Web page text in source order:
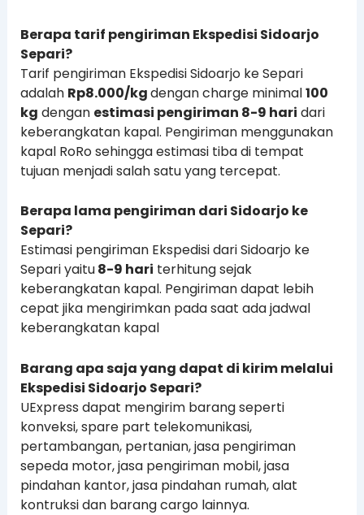
Berapa tarif pengiriman Ekspedisi Sidoarjo
Separi?
Tarif pengiriman Ekspedisi Sidoarjo ke Separi
adalah Rp8.000/kgdengan charge minimal100
kg dengan estimasi pengiriman 8-9 hari dari
keberangkatan kapal. Pengiriman menggunakan
kapal RoRo sehingga estimasi tiba di tempat
tujuan menjadi salah satu yang tercepat.
Berapa lama pengiriman dari Sidoarjo ke
Separi?
Estimasi pengiriman Ekspedisi dari Sidoarjo ke
Separi yaitu8-9 hari terhitung sejak
keberangkatan kapal. Pengiriman dapat lebih
cepat jika mengirimkan pada saat ada jadwal
keberangkatan kapal
Barang apa saja yang dapat di kirim melalui
Ekspedisi Sidoarjo Separi?
UExpress dapat mengirim barang seperti
konveksi, spare part telekomunikasi,
pertambangan, pertanian, jasa pengiriman
sepeda motor, jasa pengiriman mobil, jasa
pindahan kantor, jasa pindahan rumah, alat
kontruksi dan barang cargo lainnya.